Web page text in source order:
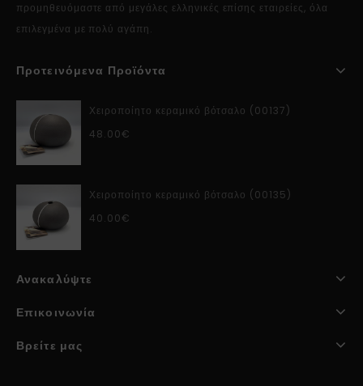
προμηθευόμαστε από μεγάλες ελληνικές επίσης εταιρείες, όλα
επιλεγμένα με πολύ αγάπη.
Προτεινόμενα Προϊόντα
Χειροποίητο κεραμικό βότσαλο (00137)
48.00€
Χειροποίητο κεραμικό βότσαλο (00135)
40.00€
Ανακαλύψτε
Επικοινωνία
Βρείτε μας